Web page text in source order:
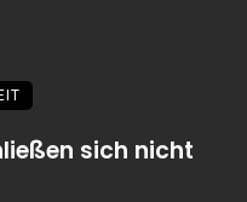
sich nicht